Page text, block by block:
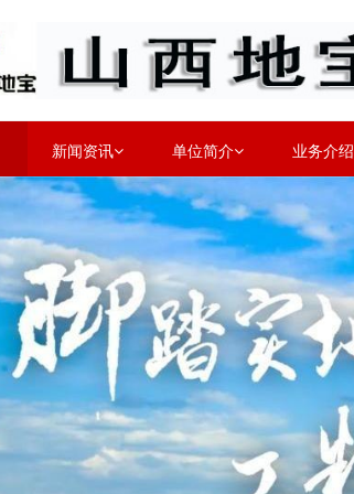
新闻资讯 单位简介 业务介绍